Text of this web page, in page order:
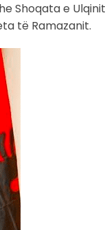
Shoqata e
të Ramazanit.